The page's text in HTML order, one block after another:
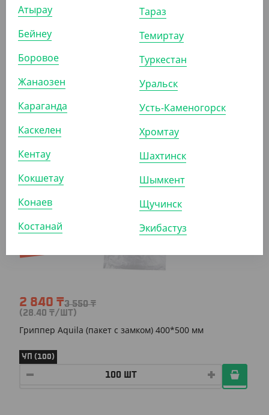
271.40₸
(271.40₸/ШТ)
Гриппер (пакет с замком) 120*170 мм
ШТ
АРТ. 6401201
2 840 ₸3 550₸
(28.40 ₸/ШТ)
Гриппер Aquila (пакет с замком) 400*500 мм
УП (100)
Атырау
Бейнеу
Боровое
Жанаозен
Караганда
Каскелен
Кентау
Кокшетау
Конаев
Костанай
Тараз
Темиртау
Туркестан
Уральск
Усть-Каменогорск
Хромтау
Шахтинск
Шымкент
Щучинск
Экибастуз